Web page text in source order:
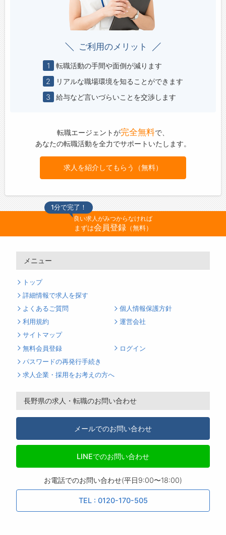
ご利用のメリット
1
転職活動の手間や面倒が減ります
2
リアルな職場環境を知ることができます
3
給与など言いづらいことを交渉します
転職エージェントが完全無料で、
あなたの転職活動を全力でサポートいたします。
求人を紹介してもらう（無料）
1分で完了！
良い求人がみつからなければ
まずは会員登録（無料）
メニュー
トップ
詳細情報で求人を探す
よくあるご質問
個人情報保護方針
利用規約
運営会社
サイトマップ
無料会員登録
ログイン
パスワードの再発行手続き
求人企業・採用をお考えの方へ
長野県の求人・転職のお問い合わせ
メールでのお問い合わせ
LINEでのお問い合わせ
お電話でのお問い合わせ(平日9:00〜18:00)
TEL : 0120-170-505